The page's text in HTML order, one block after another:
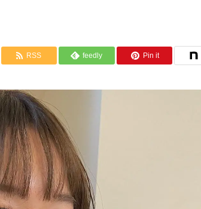
RSS feedly Pin it